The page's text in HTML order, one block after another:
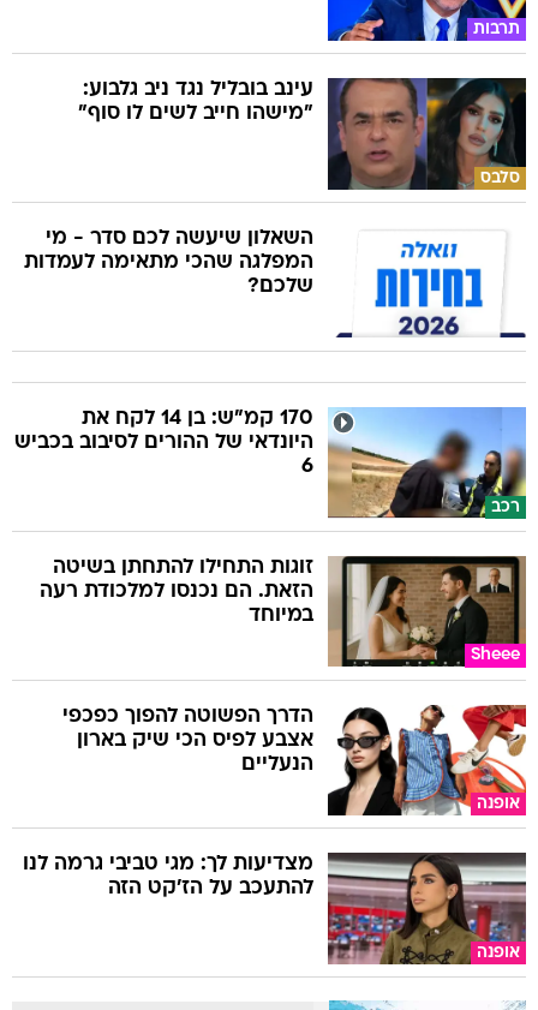
תרבות
סלבס
עינב בובליל נגד ניב גלבוע:
"מישהו חייב לשים לו סוף"
השאלון שיעשה לכם סדר - מי
המפלגה שהכי מתאימה לעמדות
שלכם?
רכב
170 קמ"ש: בן 14 לקח את
היונדאי של ההורים לסיבוב בכביש
6
Sheee
זוגות התחילו להתחתן בשיטה
הזאת. הם נכנסו למלכודת רעה
במיוחד
אופנה
הדרך הפשוטה להפוך כפכפי
אצבע לפיס הכי שיק בארון
הנעליים
אופנה
מצדיעות לך: מגי טביבי גרמה לנו
להתעכב על הז'קט הזה